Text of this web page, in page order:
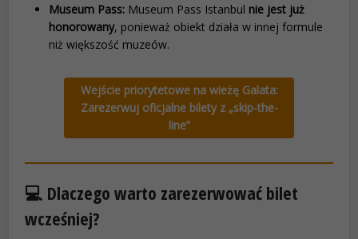
Museum Pass: Museum Pass Istanbul nie jest już
honorowany, ponieważ obiekt działa w innej formule
niż większość muzeów.
Wejście priorytetowe na wieżę Galata:
Zarezerwuj oficjalne bilety z „skip-the-
line”
💻 Dlaczego warto zarezerwować bilet
wcześniej?